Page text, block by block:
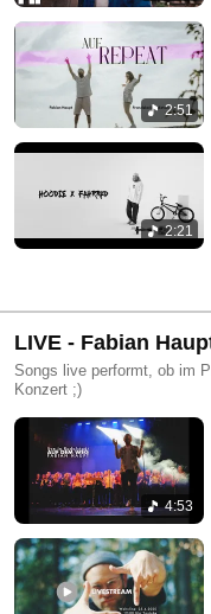
2:51
2:21
LIVE - Fabian
Songs live performt, ob im
Konzert ;)
4:53